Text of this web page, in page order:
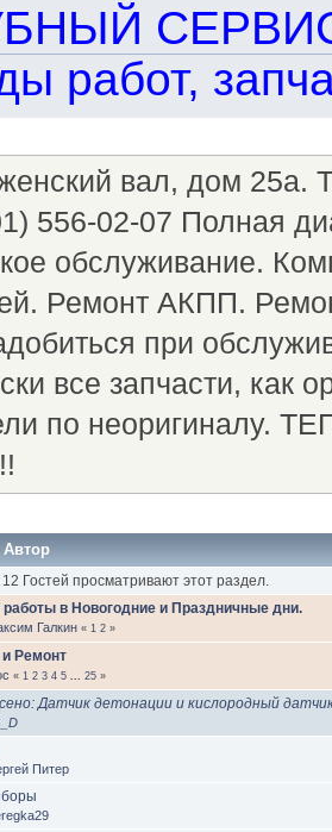
работ,
вал, дом 25а.
556-02-07 Полная
обслуживание.
Ремонт АКПП.
при
все запчасти, как
по
Автор
Гостей просматривают этот раздел.
работы в Новогодние и Праздничные дни.
Галкин « 1 2»
Ремонт
« 1 2 3 4 5 25»
Датчик детонации и кислородный
Питер